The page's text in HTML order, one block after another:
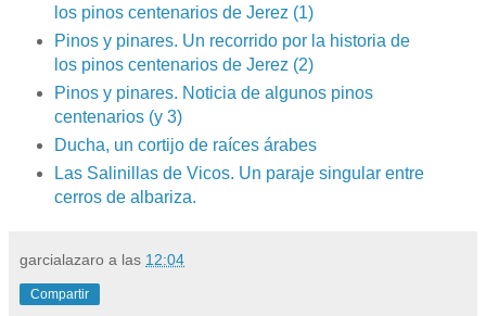
los pinos centenarios de Jerez (1)
Pinos y pinares. Un recorrido por la historia de
los pinos centenarios de Jerez (2)
Pinos y pinares. Noticia de algunos pinos
centenarios (y 3)
Ducha, un cortijo de raíces árabes
Las Salinillas de Vicos. Un paraje singular entre
cerros de albariza.
garcialazaro a las 12:04
Compartir